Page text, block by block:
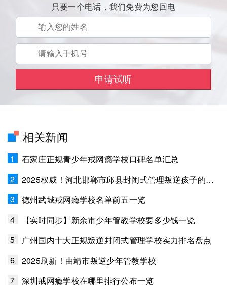
只要一个电话，我们免费为您回电
相关新闻
1
石家庄正规青少年戒网瘾学校口碑名单汇总
2
2025权威！河北邯郸市邱县封闭式管理叛逆孩子的学校排名
3
德州武城戒网瘾学校名单前五一览
4
【实时同步】新余市少年管教学校要多少钱一览
5
广州国内十大正规叛逆封闭式管理学校实力排名盘点
6
2025刷新！曲靖市叛逆少年管教学校
7
深圳戒网瘾学校在哪里排行公布一览